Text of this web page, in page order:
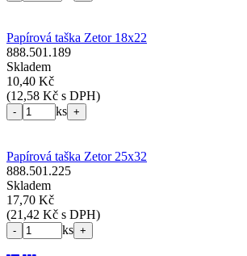
Papírová taška Zetor 18x22
888.501.189
Skladem
10,40 Kč
(12,58 Kč s DPH)
- ks +
Papírová taška Zetor 25x32
888.501.225
Skladem
17,70 Kč
(21,42 Kč s DPH)
- ks +